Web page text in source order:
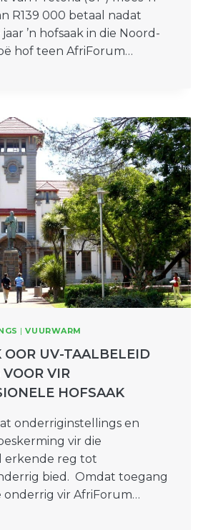
R139 000 betaal nadat
’n hofsaak in die Noord-
hof teen AfriForum…
|VUURWARM
OOR UV-TAALBELEID
VIR
HOFSAAK
onderriginstellings en
vir die
erkende reg tot
bied. Omdat toegang
onderrig vir AfriForum…